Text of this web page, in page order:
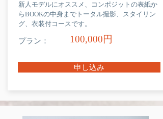
新人モデルにオススメ、コンポジットの表紙か
らBOOKの中身までトータル撮影、スタイリン
グ、衣装付コースです。
プラン： 100,000円
申し込み